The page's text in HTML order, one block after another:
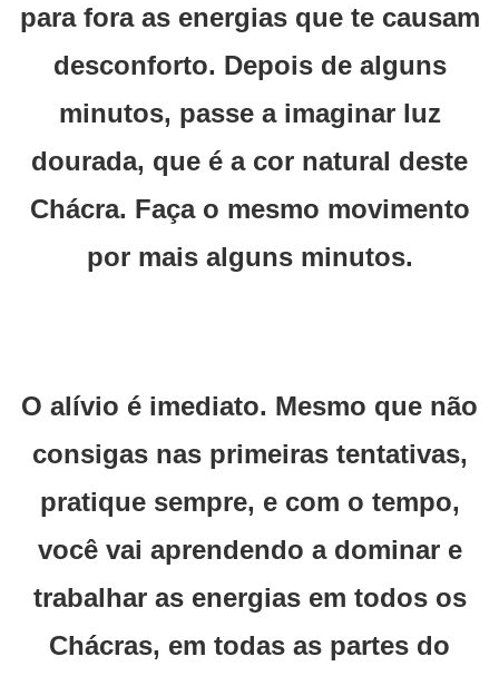
para fora as energias que te causam
desconforto. Depois de alguns
minutos, passe a imaginar luz
dourada, que é a cor natural deste
Chácra. Faça o mesmo movimento
por mais alguns minutos.
O alívio é imediato. Mesmo que não
consigas nas primeiras tentativas,
pratique sempre, e com o tempo,
você vai aprendendo a dominar e
trabalhar as energias em todos os
Chácras, em todas as partes do